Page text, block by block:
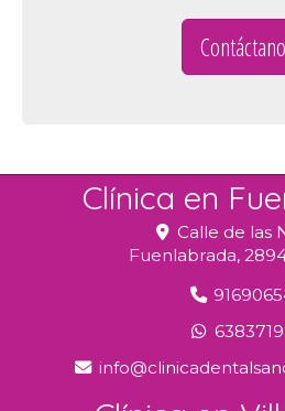
Clínica en
Calle de las
Fuenlabrada,
info